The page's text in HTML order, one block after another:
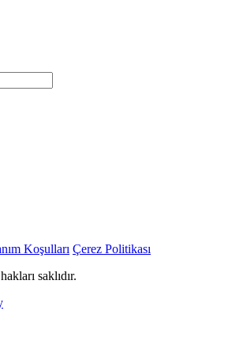
Koşulları Çerez Politikası
saklıdır.